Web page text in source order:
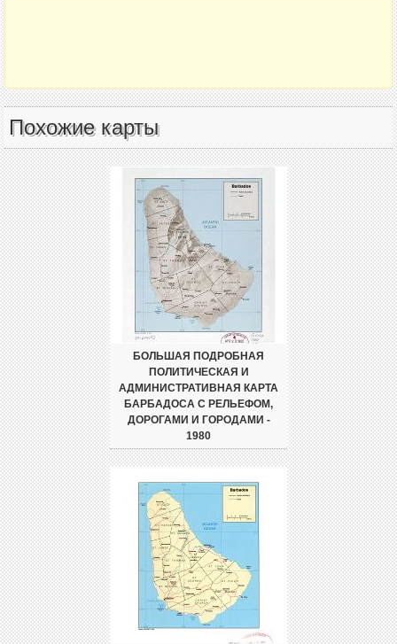
Похожие карты
БОЛЬШАЯ ПОДРОБНАЯ
ПОЛИТИЧЕСКАЯ И
АДМИНИСТРАТИВНАЯ КАРТА
БАРБАДОСА С РЕЛЬЕФОМ,
ДОРОГАМИ И ГОРОДАМИ -
1980